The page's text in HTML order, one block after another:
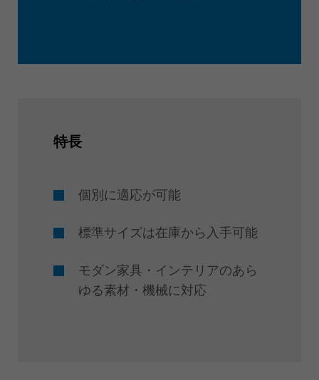
特長
個別に適応が可能
標準サイズは在庫から入手可能
モダン家具・インテリアのあら
ゆる素材・機械に対応